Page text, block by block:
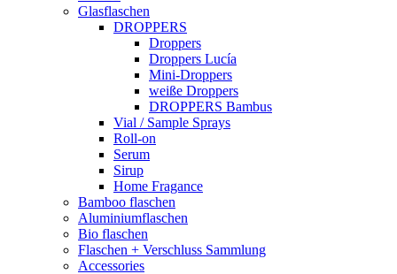
Glasflaschen
DROPPERS
Droppers
Droppers Lucía
Mini-Droppers
weiße Droppers
DROPPERS Bambus
Vial / Sample Sprays
Roll-on
Serum
Sirup
Home Fragance
Bamboo flaschen
Aluminiumflaschen
Bio flaschen
Flaschen + Verschluss Sammlung
Accessories